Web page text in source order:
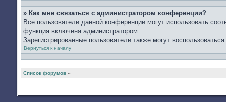
» Как мне связаться с администратором конференции?
Все пользователи данной конференции могут использовать
функция включена администратором.
Зарегистрированные пользователи также могут
Вернуться к началу
Список форумов »